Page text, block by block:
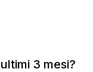
3 mesi?